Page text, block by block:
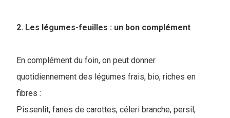
2. Les légumes-feuilles : un bon complément
En complément du foin, on peut donner
quotidiennement des légumes frais, bio, riches en
fibres :
Pissenlit, fanes de carottes, céleri branche, persil,